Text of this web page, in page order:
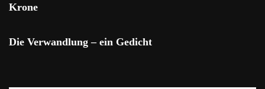
Krone
Die Verwandlung – ein Gedicht